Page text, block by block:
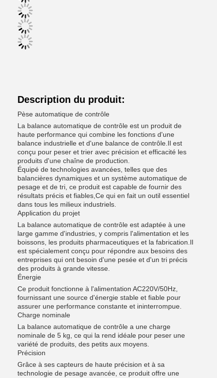
Description du produit:
Pèse automatique de contrôle
La balance automatique de contrôle est un produit de
haute performance qui combine les fonctions d'une
balance industrielle et d'une balance de contrôle.Il est
conçu pour peser et trier avec précision et efficacité les
produits d'une chaîne de production.
Équipé de technologies avancées, telles que des
balancières dynamiques et un système automatique de
pesage et de tri, ce produit est capable de fournir des
résultats précis et fiables,Ce qui en fait un outil essentiel
dans tous les milieux industriels.
Application du projet
La balance automatique de contrôle est adaptée à une
large gamme d'industries, y compris l'alimentation et les
boissons, les produits pharmaceutiques et la fabrication.Il
est spécialement conçu pour répondre aux besoins des
entreprises qui ont besoin d'une pesée et d'un tri précis
des produits à grande vitesse.
Énergie
Ce produit fonctionne à l'alimentation AC220V/50Hz,
fournissant une source d'énergie stable et fiable pour
assurer une performance constante et ininterrompue.
Charge nominale
La balance automatique de contrôle a une charge
nominale de 5 kg, ce qui la rend idéale pour peser une
variété de produits, des petits aux moyens.
Précision
Grâce à ses capteurs de haute précision et à sa
technologie de pesage avancée, ce produit offre une